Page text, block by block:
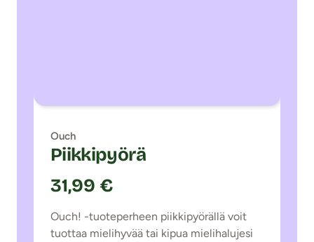
Ouch
Piikkipyörä
31,99 €
Ouch! -tuoteperheen piikkipyörällä voit
tuottaa mielihyvää tai kipua mielihalujesi